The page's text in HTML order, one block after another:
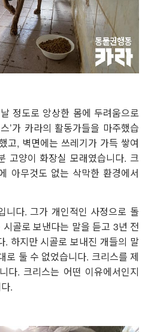
정도로 앙상한 몸에 두려움으로
’가 카라의 활동가들을 마주했습
고, 벽면에는 쓰레기가 가득 쌓여
고양이 화장실 모래였습니다. 크
아무것도 없는 삭막한 환경에서
니다. 그가 개인적인 사정으로 돌
골로 보낸다는 말을 듣고 3년 전
. 하지만 시골로 보내진 개들의 말
로 둘 수 없었습니다. 크리스를 제
다. 크리스는 어떤 이유에서인지
.